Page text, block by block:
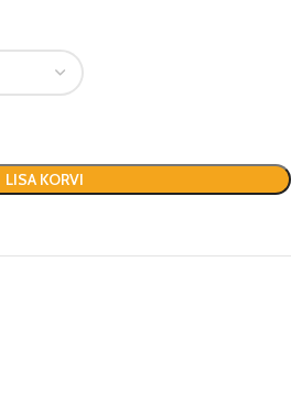
LISA KORVI